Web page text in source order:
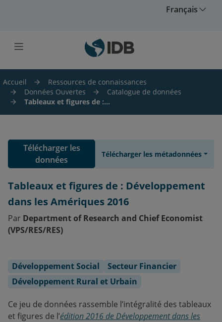
Français
Accueil
Ressources de connaissances
Données Ouvertes
Catalogue de données
Tableaux et figures de :...
Télécharger les
données
Télécharger les métadonnées
Tableaux et figures de : Développement
dans les Amériques 2016
Par Department of Research and Chief Economist
(VPS/RES/RES)
Développement Social
Secteur Financier
Développement Rural et Urbain
Ce jeu de données rassemble l’intégralité des tableaux
et figures de l’édition 2016 de Développement dans les